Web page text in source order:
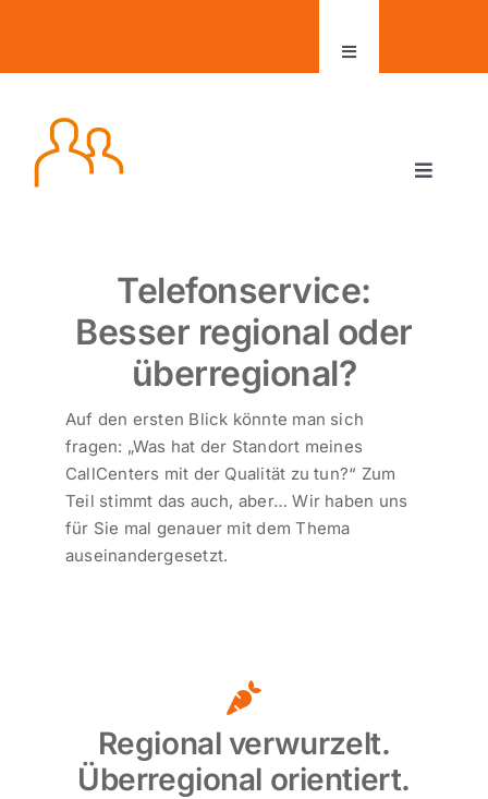
Toggle
Toggle
Leistungen und Tarife
office-manager
Jobs
Telefonservice:
Besser regional oder
überregional?
Auf den ersten Blick könnte man sich
fragen: „Was hat der Standort meines
CallCenters mit der Qualität zu tun?“ Zum
Teil stimmt das auch, aber… Wir haben uns
für Sie mal genauer mit dem Thema
auseinandergesetzt.
Regional verwurzelt.
Überregional orientiert.